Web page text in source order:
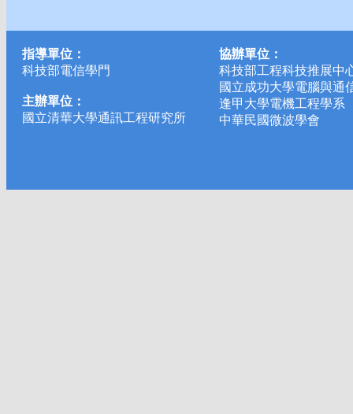
指導單位：
科技部電信學門
主辦單位：
國立清華大學通訊工程研究所
協辦單位：
科技部工程科技推展中
國立成功大學電腦與通
逢甲大學電機工程學系
中華民國微波學會